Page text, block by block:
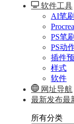
软件工具
AI笔刷
PS笔刷
PS动
插件
样式
软件
网址导航
最新发布最
所有分类